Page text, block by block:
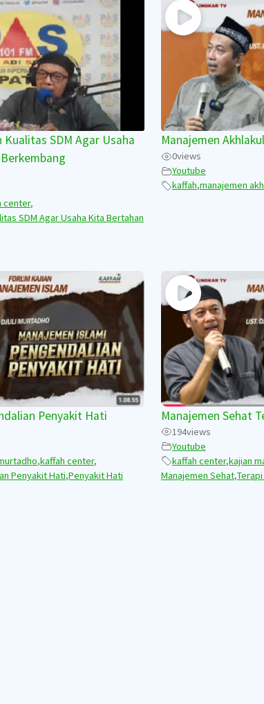
Kualitas SDM Agar Usaha
center,
SDM Agar Usaha Kita Bertahan
Manajemen
0views
Youtube
kaffah,manajemen
Penyakit Hati
,kaffah center,
Penyakit Hati,Penyakit Hati
Manajemen Sehat
194views
Youtube
kaffah center,kajian
Manajemen Sehat,